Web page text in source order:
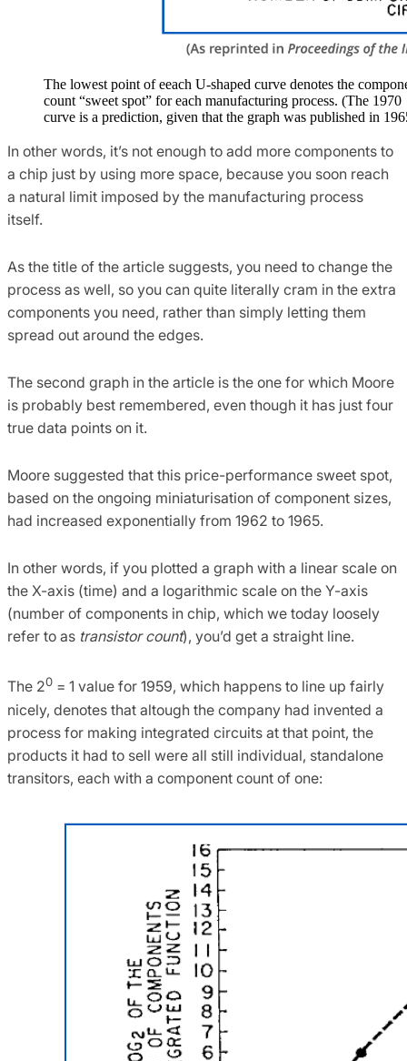
The lowest point of eeach U-shaped curve denotes the
count “sweet spot” for each manufacturing process. (The 1970
curve is a prediction, given that the graph was published in
In other words, it’s not enough to add more components to
a chip just by using more space, because you soon reach
a natural limit imposed by the manufacturing process
itself.
As the title of the article suggests, you need to change the
process as well, so you can quite literally cram in the extra
components you need, rather than simply letting them
spread out around the edges.
The second graph in the article is the one for which Moore
is probably best remembered, even though it has just four
true data points on it.
Moore suggested that this price-performance sweet spot,
based on the ongoing miniaturisation of component sizes,
had increased exponentially from 1962 to 1965.
In other words, if you plotted a graph with a linear scale on
the X-axis (time) and a logarithmic scale on the Y-axis
(number of components in chip, which we today loosely
refer to as transistor count), you’d get a straight line.
The 20 = 1 value for 1959, which happens to line up fairly
nicely, denotes that altough the company had invented a
process for making integrated circuits at that point, the
products it had to sell were all still individual, standalone
transitors, each with a component count of one: